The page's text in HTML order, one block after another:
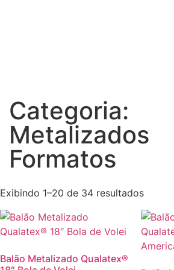
Categoria:
Metalizados
Formatos
Exibindo 1–20 de 34 resultados
Balão Metalizado Qualatex®